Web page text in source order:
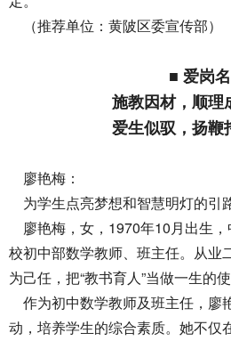
（推荐单位：黄陂区委宣传部）
■ 爱岗
施教因材，顺理
爱生似驭，扬鞭
廖艳梅：
为学生点亮梦想和智慧明灯的引
廖艳梅，女，1970年10月出生
校初中部数学教师、班主任。从业
为己任，把“教书育人”当做一生的使
作为初中数学教师及班主任，廖
动，培养学生的综合素质。她不仅